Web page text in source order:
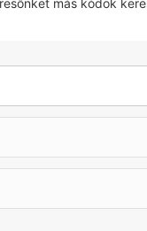
más kódok